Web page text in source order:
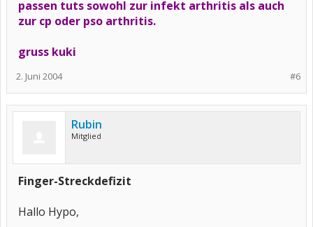
passen tuts sowohl zur infekt arthritis als auch
zur cp oder pso arthritis.
gruss kuki
#6
2. Juni 2004
Rubin
Mitglied
Finger-Streckdefizit
Hallo Hypo,